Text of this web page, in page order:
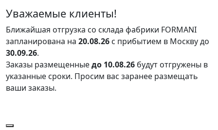
Уважаемые клиенты!
Ближайшая отгрузка со склада фабрики FORMANI
запланирована на 20.08.26 с прибытием в Москву до
30.09.26.
Заказы размещенныедо 10.08.26 будут отгружены в
указанные сроки. Просим вас заранее размещать
ваши заказы.